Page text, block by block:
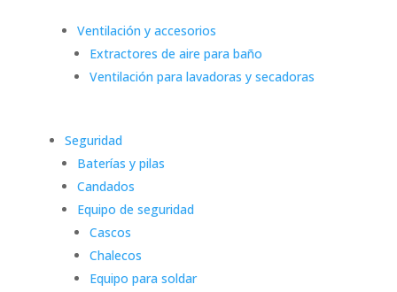
Ventilación y accesorios
Extractores de aire para baño
Ventilación para lavadoras y secadoras
Seguridad
Baterías y pilas
Candados
Equipo de seguridad
Cascos
Chalecos
Equipo para soldar